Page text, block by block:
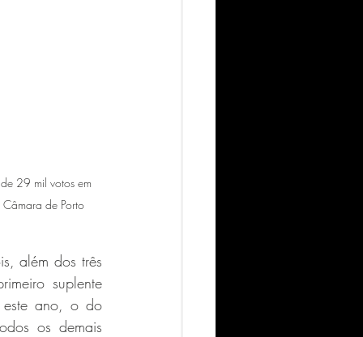
29 mil votos em
de Porto
além dos três
este ano, o do
os demais